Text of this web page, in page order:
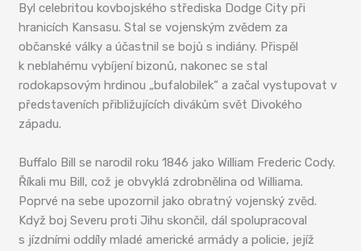
Byl celebritou kovbojského střediska Dodge City při
hranicích Kansasu. Stal se vojenským zvědem za
občanské války a účastnil se bojů s indiány. Přispěl
k neblahému vybíjení bizonů, nakonec se stal
rodokapsovým hrdinou „bufalobilek“ a začal vystupovat v
představeních přibližujících divákům svět Divokého
západu.
Buffalo Bill se narodil roku 1846 jako William Frederic Cody.
Říkali mu Bill, což je obvyklá zdrobnělina od Williama.
Poprvé na sebe upozornil jako obratný vojenský zvěd.
Když boj Severu proti Jihu skončil, dál spolupracoval
s jízdními oddíly mladé americké armády a policie, jejíž